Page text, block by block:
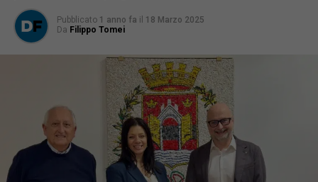
Pubblicato 1 anno fa il 18 Marzo 2025
Da Filippo Tomei